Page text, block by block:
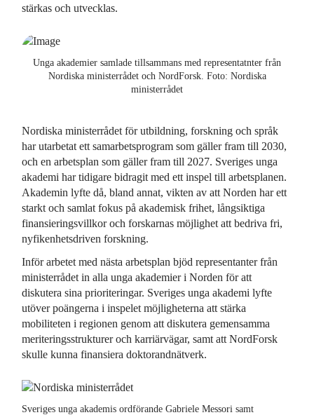
stärkas och utvecklas.
Unga akademier samlade tillsammans med representatnter från
Nordiska ministerrådet och NordForsk. Foto: Nordiska
ministerrådet
Nordiska ministerrådet för utbildning, forskning och språk
har utarbetat ett samarbetsprogram som gäller fram till 2030,
och en arbetsplan som gäller fram till 2027. Sveriges unga
akademi har tidigare bidragit med ett inspel till arbetsplanen.
Akademin lyfte då, bland annat, vikten av att Norden har ett
starkt och samlat fokus på akademisk frihet, långsiktiga
finansieringsvillkor och forskarnas möjlighet att bedriva fri,
nyfikenhetsdriven forskning.
Inför arbetet med nästa arbetsplan bjöd representanter från
ministerrådet in alla unga akademier i Norden för att
diskutera sina prioriteringar. Sveriges unga akademi lyfte
utöver poängerna i inspelet möjligheterna att stärka
mobiliteten i regionen genom att diskutera gemensamma
meriteringsstrukturer och karriärvägar, samt att NordForsk
skulle kunna finansiera doktorandnätverk.
Sveriges unga akademis ordförande Gabriele Messori samt